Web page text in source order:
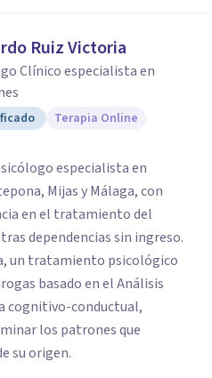
Ruiz Victoria
Clínico especialista en
Terapia Online
especialista en
Mijas y Málaga, con
en el tratamiento del
dependencias sin ingreso.
un tratamiento psicológico
basado en el Análisis
cognitivo-conductual,
los patrones que
su origen.